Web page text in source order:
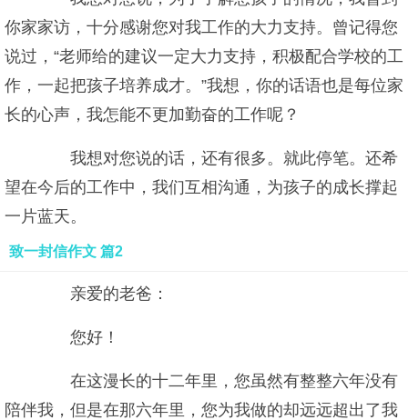
你家家访，十分感谢您对我工作的大力支持。曾记得您
说过，“老师给的建议一定大力支持，积极配合学校的工
作，一起把孩子培养成才。”我想，你的话语也是每位家
长的心声，我怎能不更加勤奋的工作呢？
我想对您说的话，还有很多。就此停笔。还希
望在今后的工作中，我们互相沟通，为孩子的成长撑起
一片蓝天。
致一封信作文 篇2
亲爱的老爸：
您好！
在这漫长的十二年里，您虽然有整整六年没有
陪伴我，但是在那六年里，您为我做的却远远超出了我